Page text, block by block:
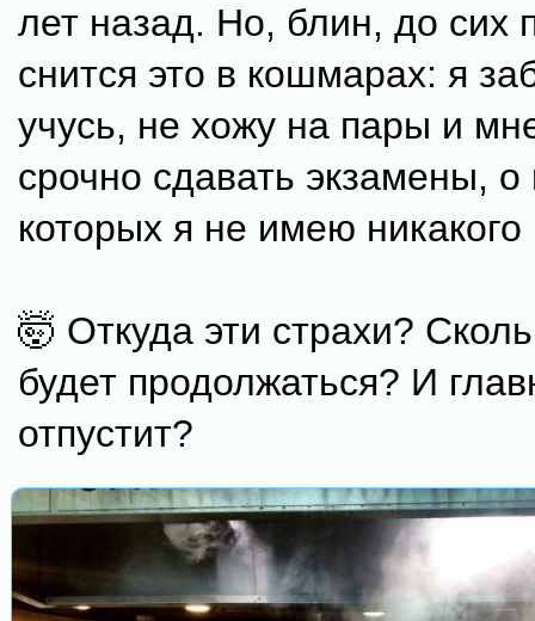
лет назад. Но, блин, до сих
снится это в кошмарах: я
учусь, не хожу на пары и
срочно сдавать экзамены, о
которых я не имею никакого
🤯 Откуда эти страхи?
будет продолжаться? И
отпустит?